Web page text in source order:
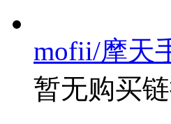
mofii/摩天
暂无购买